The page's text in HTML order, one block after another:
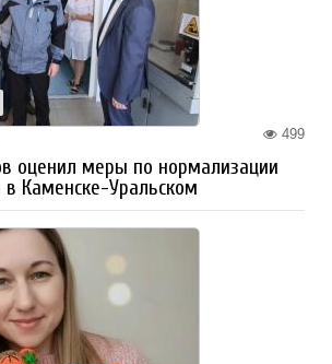
499
оценил меры по нормализации
Каменске-Уральском